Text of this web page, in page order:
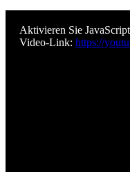
Aktivieren Sie
Video-Link: https://